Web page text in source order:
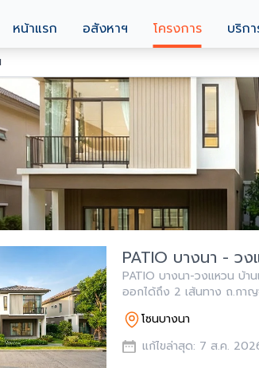
หน้าแรก อสังหาฯ โครงการ บริกา
PATIO บางนา - วง
PATIO บางนา-วงแหวน บ้า
ออกได้ถึง 2 เส้นทาง ถ.กาญ
4.59 ล้านบาท
โซนบางนา
แก้ไขล่าสุด: 7 ส.ค.